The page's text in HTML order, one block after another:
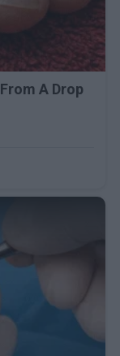
A Drop